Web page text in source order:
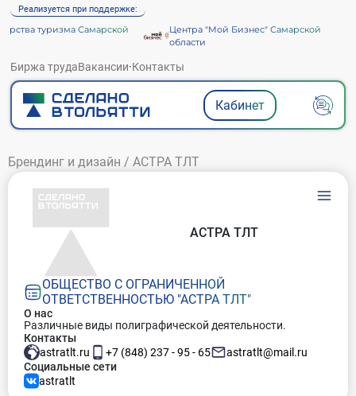
Реализуется при поддержке:
туризма Самарской
Центра "Мой Бизнес" Самарской
области
Биржа трудаВакансии·Контакты
Кабинет
Брендинг и дизайн / АСТРА ТЛТ
ОБЩЕСТВО С ОГРАНИЧЕННОЙ
ОТВЕТСТВЕННОСТЬЮ "АСТРА ТЛТ"
АСТРА ТЛТ
О нас
Различные виды полиграфической деятельности.
Контакты
astratlt.ru
+7 (848) 237 - 95 - 65
astratlt@mail.ru
Социальные сети
astratlt